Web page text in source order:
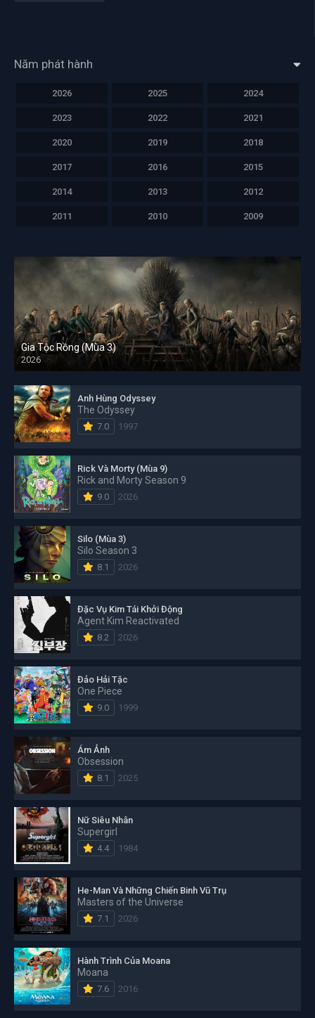
Năm phát hành
2026 2025 2024
2023 2022 2021
2020 2019 2018
2017 2016 2015
2014 2013 2012
2011 2010 2009
Gia Tộc Rồng (Mùa 3)
2026
Anh Hùng Odyssey
The Odyssey
7.0 1997
Rick Và Morty (Mùa 9)
Rick and Morty Season 9
9.0 2026
Silo (Mùa 3)
Silo Season 3
8.1 2026
Đặc Vụ Kim Tái Khởi Động
Agent Kim Reactivated
8.2 2026
Đảo Hải Tặc
One Piece
9.0 1999
Ám Ảnh
Obsession
8.1 2025
Nữ Siêu Nhân
Supergirl
4.4 1984
He-Man Và Những Chiến Binh Vũ Trụ
Masters of the Universe
7.1 2026
Hành Trình Của Moana
Moana
7.6 2016